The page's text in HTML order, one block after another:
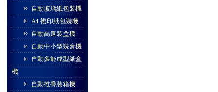
自動玻璃紙包裝機
A4 複印紙包裝機
自動高速裝盒機
自動中小型裝盒機
自動多能成型紙盒
機
自動推疊裝箱機